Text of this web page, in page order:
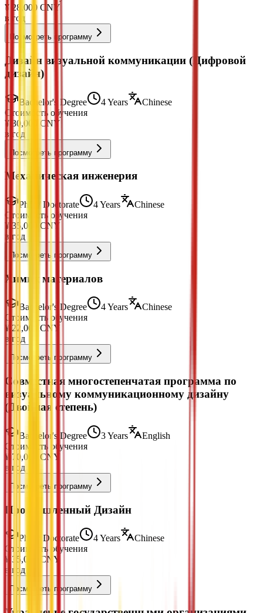
¥ 28,000 CNY
в год
Посмотреть программу
Дизайн визуальной коммуникации (Цифровой
дизайн)
Bachelor's Degree 4 Years
Chinese
Стоимость обучения
¥ 30,000
CNY
в год
Посмотреть программу
Механическая инженерия
PhD / Doctorate 4 Years
Chinese
Стоимость обучения
¥ 35,000
CNY
в год
Посмотреть программу
Химия материалов
Bachelor's Degree 4 Years
Chinese
Стоимость обучения
¥ 22,000
CNY
в год
Посмотреть программу
Совместная многостепенчатая программа по
визуальному коммуникационному дизайну
(Двойная степень)
Bachelor's Degree 3 Years
English
Стоимость обучения
¥ 70,000
CNY
в год
Посмотреть программу
Промышленный Дизайн
PhD / Doctorate 4 Years
Chinese
Стоимость обучения
¥ 35,000
CNY
в год
Посмотреть программу